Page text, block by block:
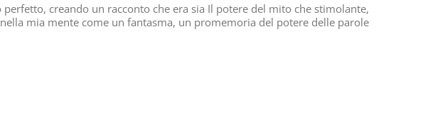
creando un racconto che era sia Il potere del mito che stimolante,
mia mente come un fantasma, un promemoria del potere delle parole